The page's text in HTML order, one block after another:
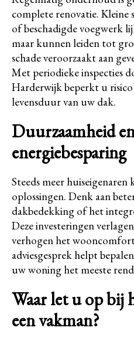
complete renovatie. Kleine
of beschadigde voegwerk
maar kunnen leiden tot
schade veroorzaakt aan
Met periodieke inspecties
Harderwijk beperkt u
levensduur van uw dak.
Duurzaamheid
energiebesparing
Steeds meer
oplossingen. Denk aan
dakbedekking of het
Deze investeringen
verhogen het
adviesgesprek helpt
uw woning het meeste
Waar let u op bij
een vakman?